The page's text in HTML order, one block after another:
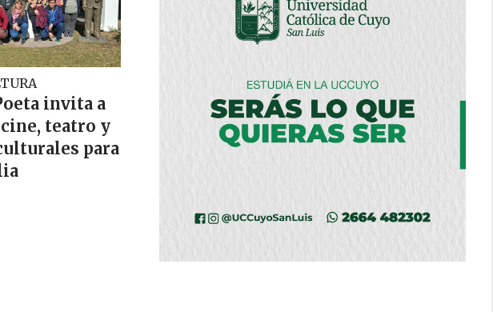
invita a
teatro y
para